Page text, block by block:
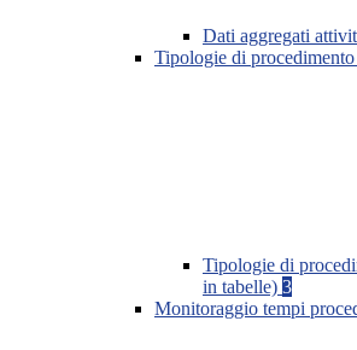
Dati aggregati
Tipologie di procedimento
Tipologie di
in tabelle) 3
Monitoraggio tempi